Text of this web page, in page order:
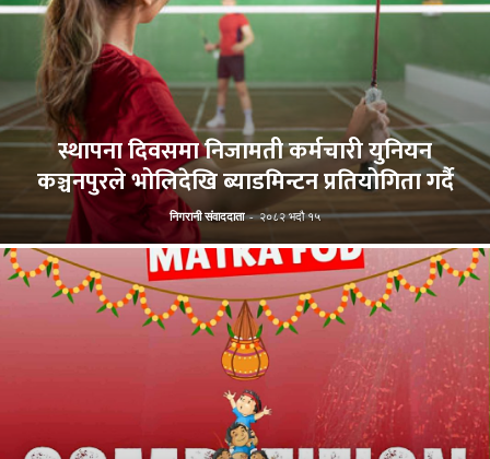
स्थापना दिवसमा निजामती कर्मचारी युनियन
कञ्चनपुरले भोलिदेखि ब्याडमिन्टन प्रतियोगिता गर्दै
निगरानी संवाददाता - २०८२ भदौ १५